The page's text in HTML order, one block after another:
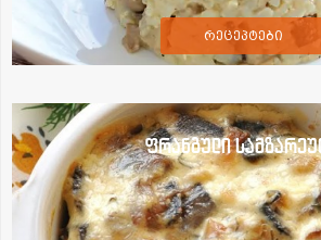
რეცეპტები
ფრანგული